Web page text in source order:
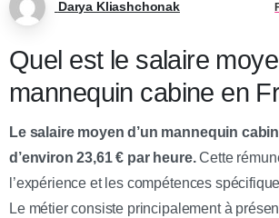
Darya Kliashchonak
Quel est le salaire
mannequin cabine en
Le salaire moyen d’un mannequin
d’environ 23,61 € par heure.Cette
l’expérience et les compétences
Le métier consiste principalement à